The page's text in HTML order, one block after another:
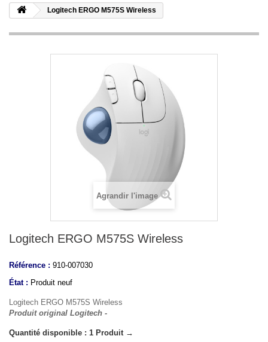
Logitech ERGO M575S Wireless
Agrandir l'image
Logitech ERGO M575S Wireless
Référence : 910-007030
État : Produit neuf
Logitech ERGO M575S Wireless
Produit original Logitech -
Quantité disponible : 1 Produit →